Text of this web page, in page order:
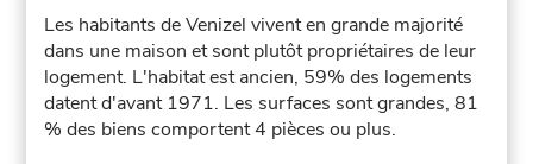
Les habitants de Venizel vivent en grande majorité
dans une maison et sont plutôt propriétaires de leur
logement. L'habitat est ancien, 59% des logements
datent d'avant 1971. Les surfaces sont grandes, 81
% des biens comportent 4 pièces ou plus.